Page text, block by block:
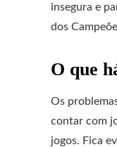
insegura e
dos
O que
Os
contar com
jogos. Fica